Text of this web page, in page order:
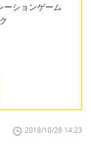
ションゲーム
2018/10/28 14:23